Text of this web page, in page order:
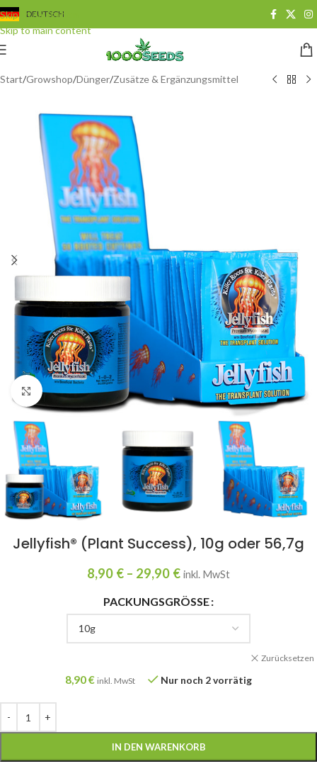
Skip to navigation
Skip to main content
DEUTSCH
Start/Growshop/Dünger/Zusätze & Ergänzungsmittel
Click to enlarge
Jellyfish® (Plant Success), 10g oder 56,7g
8,90 € – 29,90 € inkl. MwSt
PACKUNGSGRÖSSE
Zurücksetzen
8,90€ inkl. MwSt Nur noch 2 vorrätig
IN DEN WARENKORB